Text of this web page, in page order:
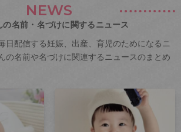
NEWS
の名前・名づけに関するニュース
日配信する妊娠、出産、育児のためになるニ
の名前や名づけに関連するニュースのまとめ